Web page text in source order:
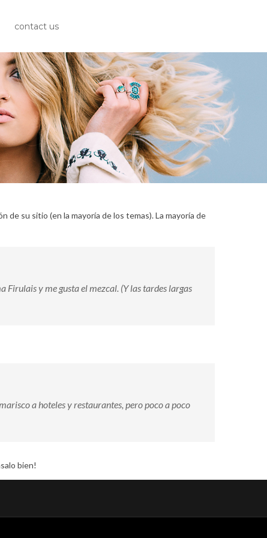
contact us
de su sitio (en la mayoría de los temas). La mayoría de
Firulais y me gusta el mezcal. (Y las tardes largas
a hoteles y restaurantes, pero poco a poco
bien!